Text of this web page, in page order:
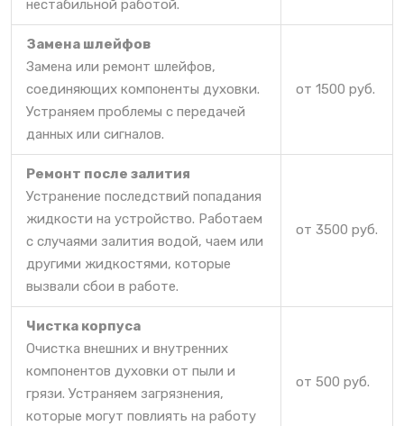
нестабильной работой.
Замена шлейфов
Замена или ремонт шлейфов,
соединяющих компоненты духовки.
Устраняем проблемы с передачей
данных или сигналов.
от 1500 руб.
Ремонт после залития
Устранение последствий попадания
жидкости на устройство. Работаем
с случаями залития водой, чаем или
другими жидкостями, которые
вызвали сбои в работе.
от 3500 руб.
Чистка корпуса
Очистка внешних и внутренних
компонентов духовки от пыли и
грязи. Устраняем загрязнения,
которые могут повлиять на работу
от 500 руб.